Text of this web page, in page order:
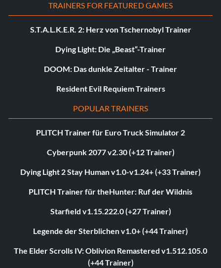
TRAINERS FOR FEATURED GAMES
S.T.A.L.K.E.R. 2: Herz von Tschernobyl Trainer
Dying Light: Die „Beast“-Trainer
DOOM: Das dunkle Zeitalter - Trainer
Resident Evil Requiem Trainers
POPULAR TRAINERS
PLITCH Trainer für Euro Truck Simulator 2
Cyberpunk 2077 v2.30 (+12 Trainer)
Dying Light 2 Stay Human v1.0-v1.24+ (+33 Trainer)
PLITCH Trainer für theHunter: Ruf der Wildnis
Starfield v1.15.222.0 (+27 Trainer)
Legende der Sterblichen v1.0+ (+44 Trainer)
The Elder Scrolls IV: Oblivion Remastered v1.512.105.0
(+44 Trainer)